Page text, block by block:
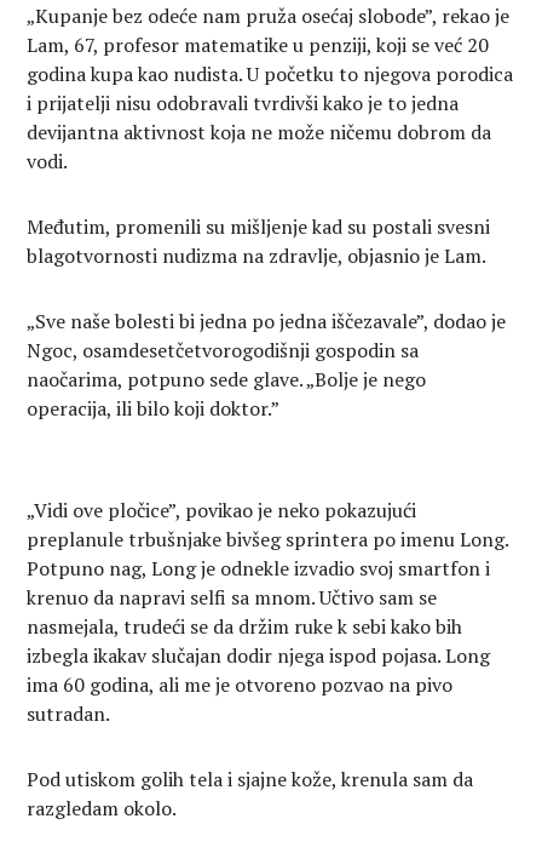
„Kupanje bez odeće nam pruža osećaj slobode”, rekao je
Lam, 67, profesor matematike u penziji, koji se već 20
godina kupa kao nudista. U početku to njegova porodica
i prijatelji nisu odobravali tvrdivši kako je to jedna
devijantna aktivnost koja ne može ničemu dobrom da
vodi.
Međutim, promenili su mišljenje kad su postali svesni
blagotvornosti nudizma na zdravlje, objasnio je Lam.
„Sve naše bolesti bi jedna po jedna iščezavale”, dodao je
Ngoc, osamdesetčetvorogodišnji gospodin sa
naočarima, potpuno sede glave. „Bolje je nego
operacija, ili bilo koji doktor.”
„Vidi ove pločice”, povikao je neko pokazujući
preplanule trbušnjake bivšeg sprintera po imenu Long.
Potpuno nag, Long je odnekle izvadio svoj smartfon i
krenuo da napravi selfi sa mnom. Učtivo sam se
nasmejala, trudeći se da držim ruke k sebi kako bih
izbegla ikakav slučajan dodir njega ispod pojasa. Long
ima 60 godina, ali me je otvoreno pozvao na pivo
sutradan.
Pod utiskom golih tela i sjajne kože, krenula sam da
razgledam okolo.